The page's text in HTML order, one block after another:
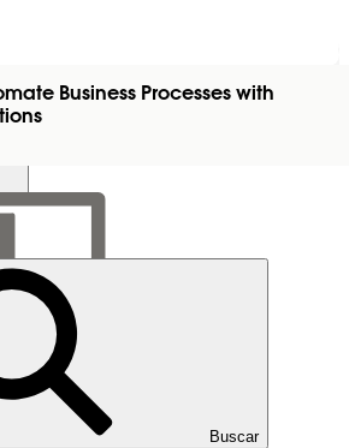
Business Processes with
Buscar